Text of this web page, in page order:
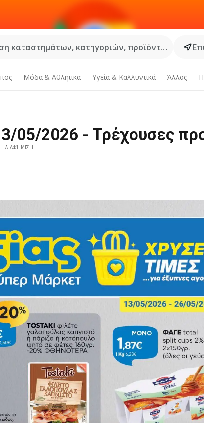
καταστημάτων, κατηγοριών, προϊόντων...
Μόδα & Aθλητικα Υγεία & Καλλυντικά Άλλος
05/2026 - Τρέχουσες
ΔΙΑΦΉΜΙΣΗ